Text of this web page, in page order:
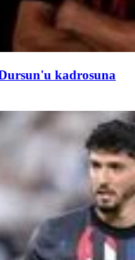
kadrosuna